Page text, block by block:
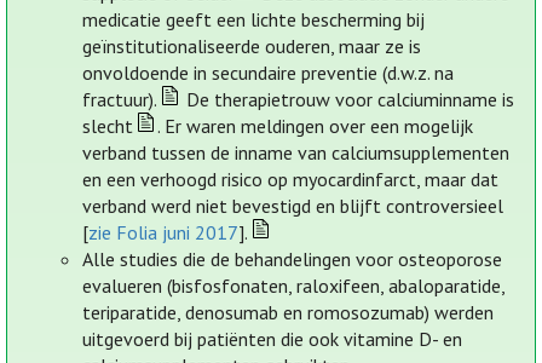
medicatie geeft een lichte bescherming bij
geïnstitutionaliseerde ouderen, maar ze is
onvoldoende in secundaire preventie (d.w.z. na
fractuur).
De therapietrouw voor calciuminname is
slecht
. Er waren meldingen over een mogelijk
verband tussen de inname van calciumsupplementen
en een verhoogd risico op myocardinfarct, maar dat
verband werd niet bevestigd en blijft controversieel
[zie Folia juni 2017].
Alle studies die de behandelingen voor osteoporose
evalueren (bisfosfonaten, raloxifeen, abaloparatide,
teriparatide, denosumab en romosozumab) werden
uitgevoerd bij patiënten die ook vitamine D- en